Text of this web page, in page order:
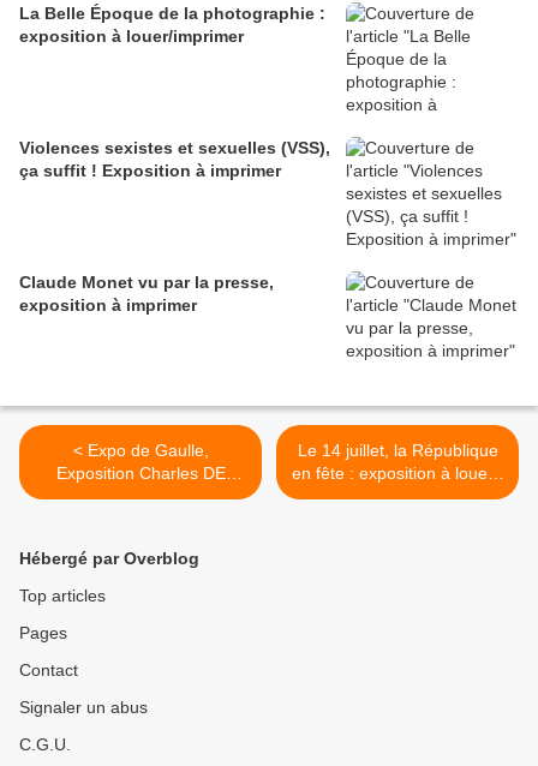
La Belle Époque de la photographie :
exposition à louer/imprimer
Violences sexistes et sexuelles (VSS),
ça suffit ! Exposition à imprimer
Claude Monet vu par la presse,
exposition à imprimer
< Expo de Gaulle,
Exposition Charles DE
GAULLE A LA UNE :
Le 14 juillet, la République
en fête : exposition à louer /
imprimer >
Hébergé par Overblog
Top articles
Pages
Contact
Signaler un abus
C.G.U.